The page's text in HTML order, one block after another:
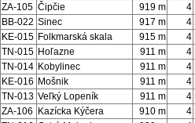
ZA-105 Čipčie 919 m 4
BB-022 Sinec 917 m 4
KE-015 Folkmarská skala 915 m 4
TN-015 Hoľazne 911 m 4
TN-014 Kobylinec 911 m 4
KE-016 Mošnik 911 m 4
TN-013 Veľký Lopeník 911 m 4
ZA-106
Kazícka Kýčera 910 m 4